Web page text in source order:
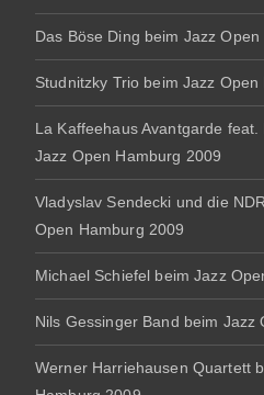
Das Böse Ding beim Jazz
Studnitzky Trio beim Jazz
La Kaffeehaus Avantgarde feat.
Jazz Open Hamburg 2009
Vladyslav Sendecki und die
Open Hamburg 2009
Michael Schiefel beim Jazz
Nils Gessinger Band beim Jazz
Werner Harriehausen Quartett